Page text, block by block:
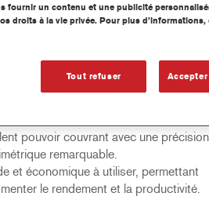
Pro Teinte
fait partie de la ligne de
pouvoir couvrant avec une précision
remarquable.
et économique à utiliser, permettant
le rendement et la productivité.
fournir un contenu et une publicité
droits à la vie privée. Pour plus
Tout refuser